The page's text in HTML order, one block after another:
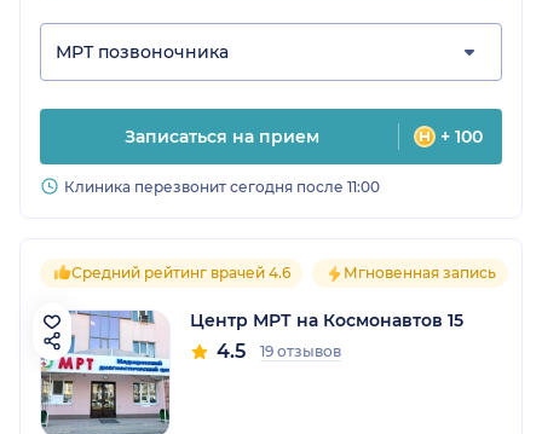
МРТ позвоночника
Записаться на прием + 100
Клиника перезвонит сегодня после 11:00
Средний рейтинг врачей 4.6 Мгновенная запись
Центр МРТ на Космонавтов 15
4.5 19 отзывов